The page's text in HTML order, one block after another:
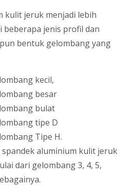
kulit jeruk menjadi lebih
beberapa jenis profil dan
bentuk gelombang yang
kecil,
besar
bulat
tipe D
Tipe H.
aluminium kulit jeruk
dari gelombang 3, 4, 5,